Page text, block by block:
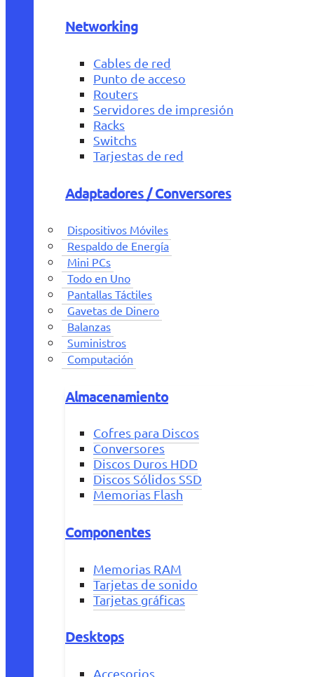
Networking
Cables de red
Punto de acceso
Routers
Servidores de impresión
Racks
Switchs
Tarjestas de red
Adaptadores / Conversores
Dispositivos Móviles
Respaldo de Energía
Mini PCs
Todo en Uno
Pantallas Táctiles
Gavetas de Dinero
Balanzas
Suministros
Computación
Almacenamiento
Cofres para Discos
Conversores
Discos Duros HDD
Discos Sólidos SSD
Memorias Flash
Componentes
Memorias RAM
Tarjetas de sonido
Tarjetas gráficas
Desktops
Accesorios